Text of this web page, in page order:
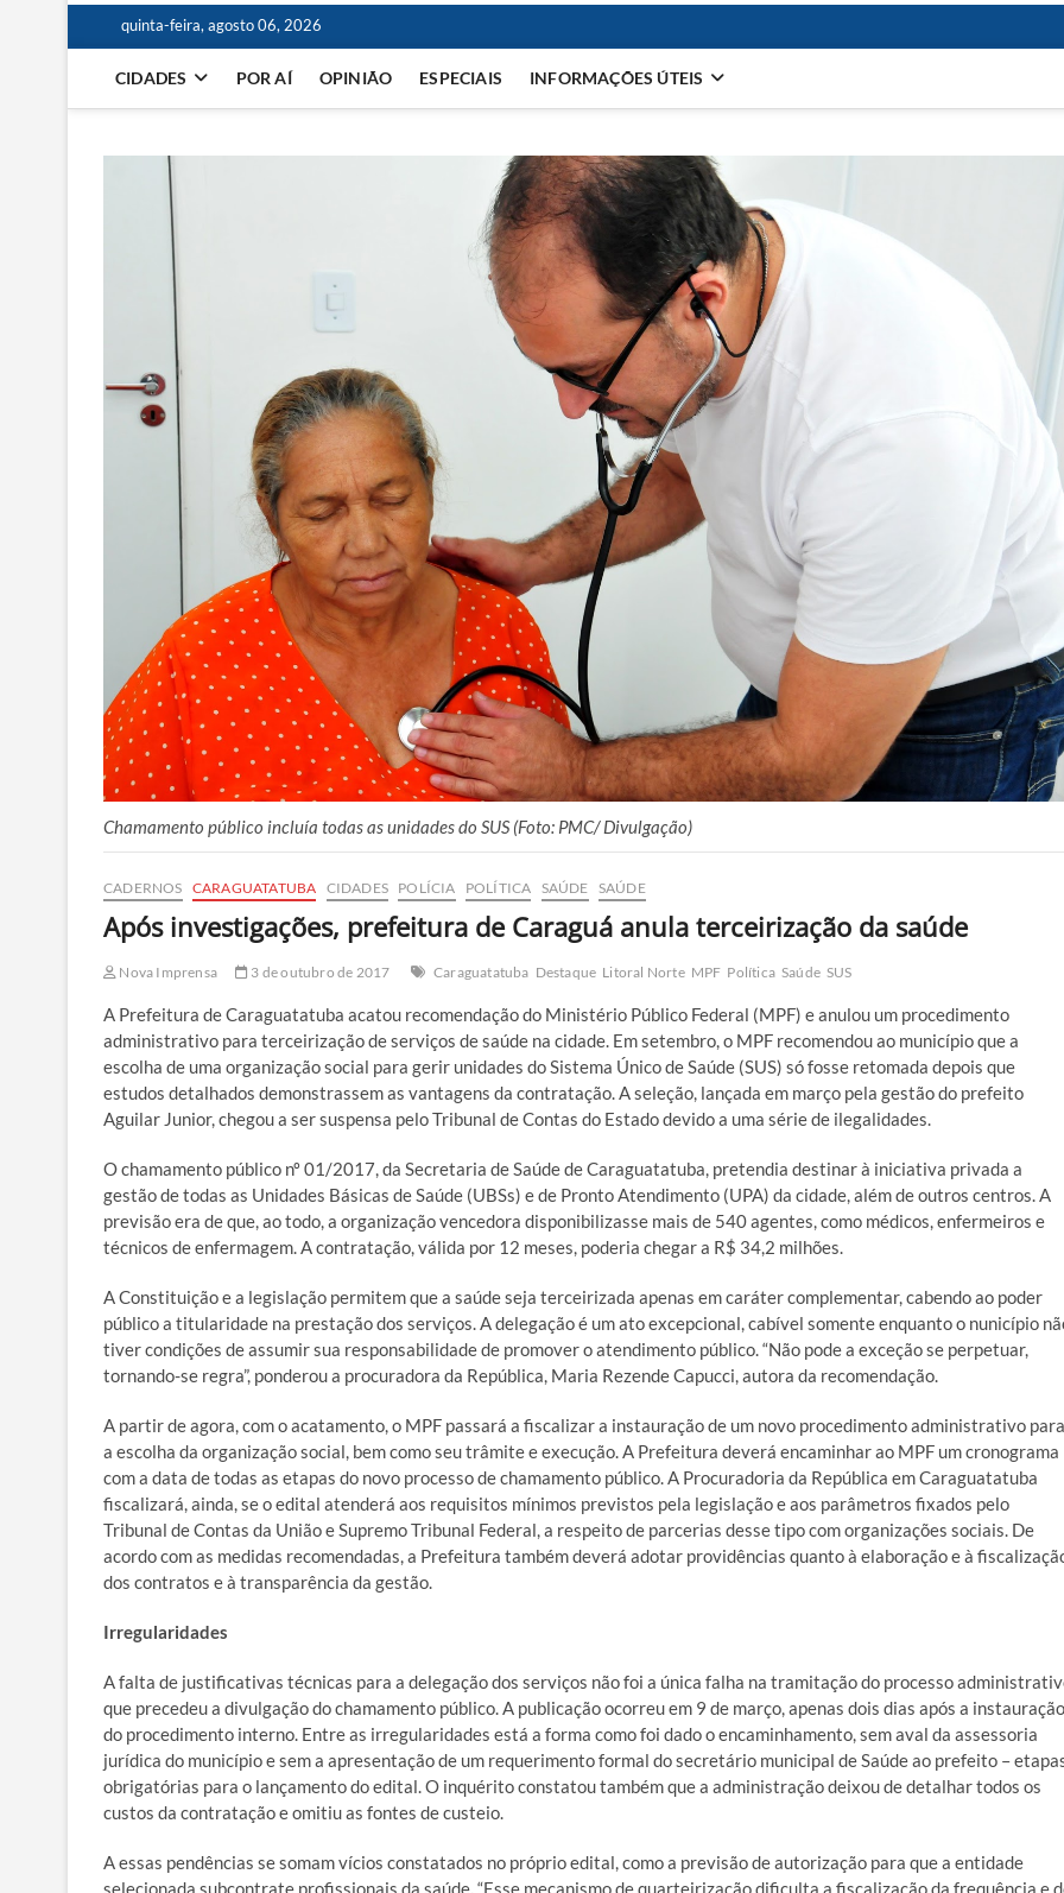
quinta-feira, agosto 06, 2026
CIDADES POR AÍ OPINIÃO ESPECIAIS INFORMAÇÕES ÚTEIS
Chamamento público incluía todas as unidades do SUS (Foto: PMC/ Divulgação)
CADERNOS CARAGUATATUBA CIDADES POLÍCIA POLÍTICA SAÚDE SAÚDE
Após investigações, prefeitura de Caraguá anula terceirização da saúde
Nova Imprensa 3 de outubro de 2017 Caraguatatuba Destaque Litoral Norte MPF Política Saúde SUS
A Prefeitura de Caraguatatuba acatou recomendação do Ministério Público Federal (MPF) e anulou um procedimento
administrativo para terceirização de serviços de saúde na cidade. Em setembro, o MPF recomendou ao município que a
escolha de uma organização social para gerir unidades do Sistema Único de Saúde (SUS) só fosse retomada depois que
estudos detalhados demonstrassem as vantagens da contratação. A seleção, lançada em março pela gestão do prefeito
Aguilar Junior, chegou a ser suspensa pelo Tribunal de Contas do Estado devido a uma série de ilegalidades.
O chamamento público nº 01/2017, da Secretaria de Saúde de Caraguatatuba, pretendia destinar à iniciativa privada a
gestão de todas as Unidades Básicas de Saúde (UBSs) e de Pronto Atendimento (UPA) da cidade, além de outros centros. A
previsão era de que, ao todo, a organização vencedora disponibilizasse mais de 540 agentes, como médicos, enfermeiros e
técnicos de enfermagem. A contratação, válida por 12 meses, poderia chegar a R$ 34,2 milhões.
A Constituição e a legislação permitem que a saúde seja terceirizada apenas em caráter complementar, cabendo ao poder
público a titularidade na prestação dos serviços. A delegação é um ato excepcional, cabível somente enquanto o nunicípio
tiver condições de assumir sua responsabilidade de promover o atendimento público. “Não pode a exceção se perpetuar,
tornando-se regra”, ponderou a procuradora da República, Maria Rezende Capucci, autora da recomendação.
A partir de agora, com o acatamento, o MPF passará a fiscalizar a instauração de um novo procedimento administrativo para
a escolha da organização social, bem como seu trâmite e execução. A Prefeitura deverá encaminhar ao MPF um cronograma
com a data de todas as etapas do novo processo de chamamento público. A Procuradoria da República em Caraguatatuba
fiscalizará, ainda, se o edital atenderá aos requisitos mínimos previstos pela legislação e aos parâmetros fixados pelo
Tribunal de Contas da União e Supremo Tribunal Federal, a respeito de parcerias desse tipo com organizações sociais. De
acordo com as medidas recomendadas, a Prefeitura também deverá adotar providências quanto à elaboração e à
dos contratos e à transparência da gestão.
Irregularidades
A falta de justificativas técnicas para a delegação dos serviços não foi a única falha na tramitação do processo
que precedeu a divulgação do chamamento público. A publicação ocorreu em 9 de março, apenas dois dias após a instauração
do procedimento interno. Entre as irregularidades está a forma como foi dado o encaminhamento, sem aval da assessoria
jurídica do município e sem a apresentação de um requerimento formal do secretário municipal de Saúde ao prefeito –
obrigatórias para o lançamento do edital. O inquérito constatou também que a administração deixou de detalhar todos os
custos da contratação e omitiu as fontes de custeio.
A essas pendências se somam vícios constatados no próprio edital, como a previsão de autorização para que a entidade
selecionada subcontrate profissionais da saúde. “Esse mecanismo de quarteirização dificulta a fiscalização da frequência e